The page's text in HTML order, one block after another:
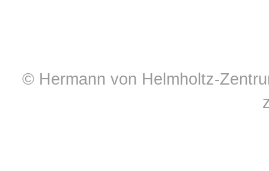
© Hermann von Helmholtz-